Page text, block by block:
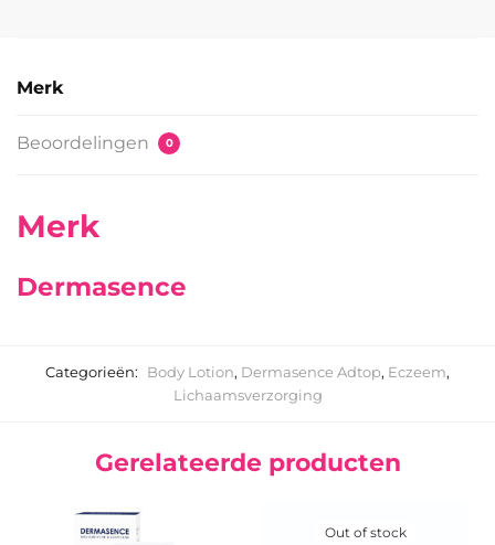
Merk
Beoordelingen 0
Merk
Dermasence
Categorieën: Body Lotion, Dermasence Adtop, Eczeem,
Lichaamsverzorging
Gerelateerde producten
Out of stock